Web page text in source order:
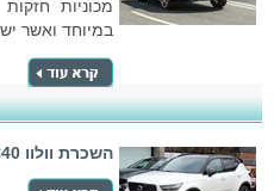
מכוניות
במיוחד ואשר
השכרת וולוו XC40